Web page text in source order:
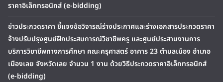
ราคาอิเล็กทรอนิกส์ (e-bidding)
ข่าวประกวดราคา ชี้แจงข้อวิจารณ์ร่างประกาศและร่างเอกสารประกวดราคา
จ้างปรับปรุงศูนย์ฝึกประสบการณ์วิชาชีพครู และศูนย์ประสานงานการ
บริการวิชาชีพทางการศึกษา คณะครุศาสตร์ อาคาร 23 ตำบลเมือง อำเภอ
เมืองเลย จังหวัดเลย จำนวน 1 งาน ด้วยวิธีประกวดราคาอิเล็กทรอนิกส์
(e-bidding)